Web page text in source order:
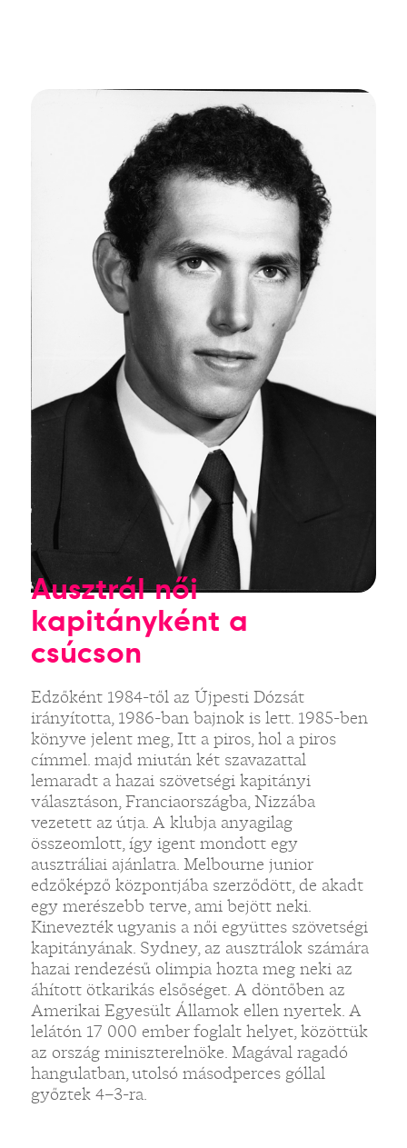
Ausztrál női
kapitányként a
csúcson
Edzőként 1984-től az Újpesti Dózsát
irányította, 1986-ban bajnok is lett. 1985-ben
könyve jelent meg, Itt a piros, hol a piros
címmel. majd miután két szavazattal
lemaradt a hazai szövetségi kapitányi
választáson, Franciaországba, Nizzába
vezetett az útja. A klubja anyagilag
összeomlott, így igent mondott egy
ausztráliai ajánlatra. Melbourne junior
edzőképző központjába szerződött, de akadt
egy merészebb terve, ami bejött neki.
Kinevezték ugyanis a női együttes szövetségi
kapitányának. Sydney, az ausztrálok számára
hazai rendezésű olimpia hozta meg neki az
áhított ötkarikás elsőséget. A döntőben az
Amerikai Egyesült Államok ellen nyertek. A
lelátón 17 000 ember foglalt helyet, közöttük
az ország miniszterelnöke. Magával ragadó
hangulatban, utolsó másodperces góllal
győztek 4–3-ra.